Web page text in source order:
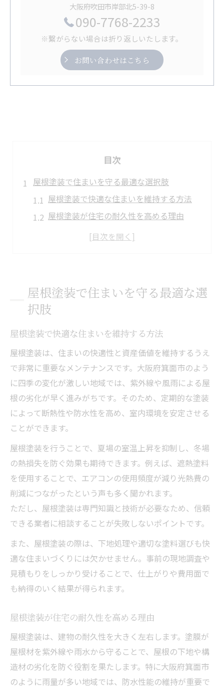
大阪府吹田市岸部北5-39-8
090-7768-2233
※繋がらない場合は折り返しいたします。
お問い合わせはこちら
目次
屋根塗装で住まいを守る最適な選択肢
屋根塗装で快適な住まいを維持する方法
屋根塗装が住宅の耐久性を高める理由
適切な屋根塗装時期の見極めポイント
屋根塗装業者の信頼性を見極める視点
口コミ活用で分かる屋根塗装業者の質
屋根塗装の見積もり比較時の注意点
適正価格で屋根塗装する業者の特徴
屋根塗装業者の選び方と失敗しない対策
ご自宅の資産価値を維持する屋根塗装の秘訣
屋根塗装が資産価値維持に役立つ理由
屋根塗装の周期とメンテナンスの重要性
長期保証付き屋根塗装で安心を得る方法
信頼できる屋根塗装業者を判断するポイント
屋根塗装業者の信頼性を確認する方法
現地調査や対応力で屋根塗装業者を選ぶ
屋根塗装業者の施工事例を参考にするコツ
屋根塗装の保証制度と信頼性の関係
屋根塗装業者の説明力で選ぶ判断基準
屋根塗装の費用と品質バランスを見極める方法
品質重視の屋根塗装で後悔しないために
屋根塗装の費用と耐用年数の関係性
屋根塗装の見積もり比較で注意すべき点
屋根塗装費用を抑える工夫と賢い選択
屋根塗装で住まいを守る最適な選
択肢
屋根塗装で快適な住まいを維持する方法
屋根塗装は、住まいの快適性と資産価値を維持するうえ
で非常に重要なメンテナンスです。大阪府箕面市のよう
に四季の変化が激しい地域では、紫外線や風雨による屋
根の劣化が早く進みがちです。そのため、定期的な塗装
によって断熱性や防水性を高め、室内環境を安定させる
ことができます。
屋根塗装を行うことで、夏場の室温上昇を抑制し、冬場
の熱損失を防ぐ効果も期待できます。例えば、遮熱塗料
を使用することで、エアコンの使用頻度が減り光熱費の
削減につながったという声も多く聞かれます。
ただし、屋根塗装は専門知識と技術が必要なため、信頼
できる業者に相談することが失敗しないポイントです。
また、屋根塗装の際は、下地処理や適切な塗料選びも快
適な住まいづくりには欠かせません。事前の現地調査や
見積もりをしっかり受けることで、仕上がりや費用面で
も納得のいく結果が得られます。
屋根塗装が住宅の耐久性を高める理由
屋根塗装は、建物の耐久性を大きく左右します。塗膜が
屋根材を紫外線や雨水から守ることで、屋根の下地や構
造材の劣化を防ぐ役割を果たします。特に大阪府箕面市
のように雨量が多い地域では、防水性能の維持が重要で